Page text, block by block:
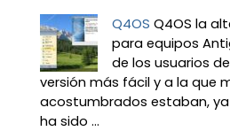
Q4OS Q4OS la
para equipos
de los usuarios
versión más fácil y a la que
acostumbrados estaban, ya
ha sido ...